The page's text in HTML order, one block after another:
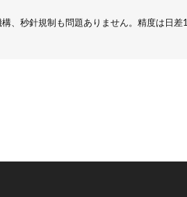
、秒針規制も問題ありません。精度は日差